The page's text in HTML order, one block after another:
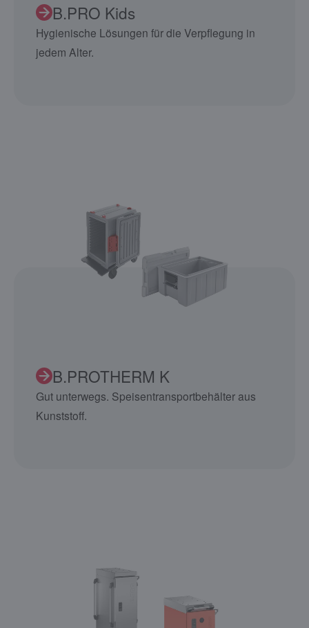
B.PRO Kids
Hygienische Lösungen für die Verpflegung in
jedem Alter.
B.PROTHERM K
Gut unterwegs. Speisentransportbehälter aus
Kunststoff.